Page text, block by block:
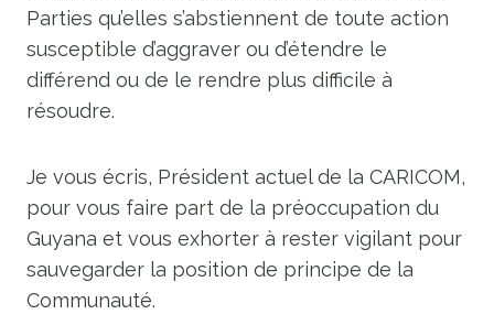
Parties qu’elles s’abstiennent de toute action
susceptible d’aggraver ou d’étendre le
différend ou de le rendre plus difficile à
résoudre.
Je vous écris, Président actuel de la CARICOM,
pour vous faire part de la préoccupation du
Guyana et vous exhorter à rester vigilant pour
sauvegarder la position de principe de la
Communauté.